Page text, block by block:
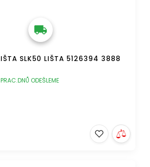
SLK50 LIŠTA 5126394 3888
ODEŠLEME